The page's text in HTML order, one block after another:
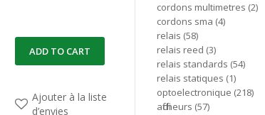
ADD TO CART
Ajouter à la liste
d’envies
cordons multimetres 2
cordons sma 4
relais 58
relais reed 3
relais standards 54
relais statiques 1
optoelectronique 218
afficheurs 57